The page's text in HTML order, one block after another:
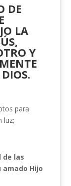
DE
LA
Y
para
luz;
de las
Hijo